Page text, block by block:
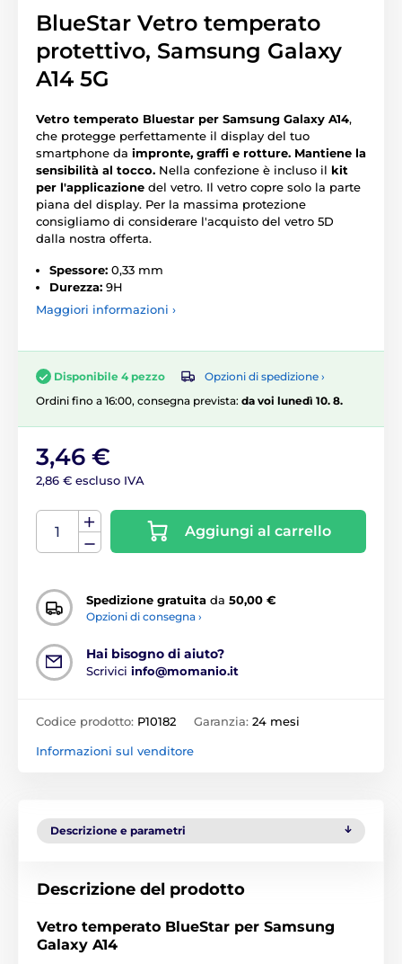
BlueStar Vetro temperato
protettivo, Samsung Galaxy
A14 5G
Vetro temperato Bluestar per Samsung Galaxy A14,
che protegge perfettamente il display del tuo
smartphone da impronte, graffi e rotture. Mantiene la
sensibilità al tocco. Nella confezione è incluso il kit
per l'applicazione del vetro. Il vetro copre solo la parte
piana del display. Per la massima protezione
consigliamo di considerare l'acquisto del vetro 5D
dalla nostra offerta.
Spessore: 0,33 mm
Durezza: 9H
Maggiori informazioni ›
Disponibile 4 pezzo
Opzioni di spedizione ›
Ordini fino a 16:00, consegna prevista: da voi lunedì 10. 8.
3,46 €
2,86 € escluso IVA
Aggiungi al carrello
Spedizione gratuita da 50,00 €
Opzioni di consegna ›
Hai bisogno di aiuto?
Scrivici info@momanio.it
Codice prodotto: P10182 Garanzia: 24 mesi
Informazioni sul venditore
Descrizione e parametri
Descrizione del prodotto
Vetro temperato BlueStar per Samsung
Galaxy A14